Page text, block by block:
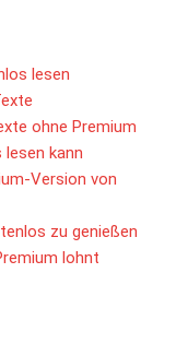
lesen
ohne⁣ Premium
kann
Version von​
zu​ genießen
lohnt